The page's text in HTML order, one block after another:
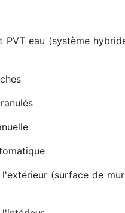
PVT eau (système
(surface de